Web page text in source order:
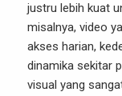
justru lebih kuat
misalnya, video
akses harian,
dinamika sekitar
visual yang